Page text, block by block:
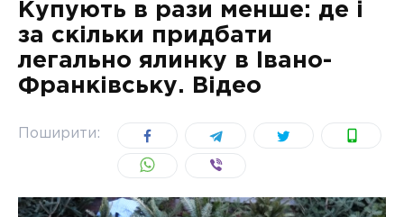
УКРАЇНА
Купують в рази менше: де і
за скільки придбати
легально ялинку в Івано-
Франківську. Відео
Поширити: